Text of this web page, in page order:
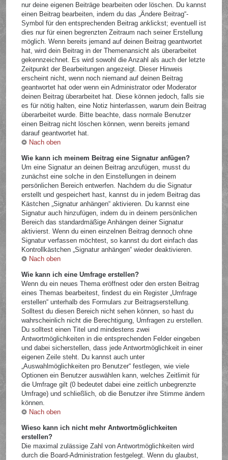
nur deine eigenen Beiträge bearbeiten oder löschen. Du kannst
einen Beitrag bearbeiten, indem du das „Ändere Beitrag“-
Symbol für den entsprechenden Beitrag anklickst; eventuell ist
dies nur für einen begrenzten Zeitraum nach seiner Erstellung
möglich. Wenn bereits jemand auf deinen Beitrag geantwortet
hat, wird dein Beitrag in der Themenansicht als überarbeitet
gekennzeichnet. Es wird sowohl die Anzahl als auch der letzte
Zeitpunkt der Bearbeitungen angezeigt. Dieser Hinweis
erscheint nicht, wenn noch niemand auf deinen Beitrag
geantwortet hat oder wenn ein Administrator oder Moderator
deinen Beitrag überarbeitet hat. Diese können jedoch, falls sie
es für nötig halten, eine Notiz hinterlassen, warum dein Beitrag
überarbeitet wurde. Bitte beachte, dass normale Benutzer
einen Beitrag nicht löschen können, wenn bereits jemand
darauf geantwortet hat.
Nach oben
Wie kann ich meinem Beitrag eine Signatur anfügen?
Um eine Signatur an deinen Beitrag anzufügen, musst du
zunächst eine solche in den Einstellungen in deinem
persönlichen Bereich entwerfen. Nachdem du die Signatur
erstellt und gespeichert hast, kannst du in jedem Beitrag das
Kästchen „Signatur anhängen“ aktivieren. Du kannst eine
Signatur auch hinzufügen, indem du in deinem persönlichen
Bereich das standardmäßige Anhängen deiner Signatur
aktivierst. Wenn du einen einzelnen Beitrag dennoch ohne
Signatur verfassen möchtest, so kannst du dort einfach das
Kontrollkästchen „Signatur anhängen“ wieder deaktivieren.
Nach oben
Wie kann ich eine Umfrage erstellen?
Wenn du ein neues Thema eröffnest oder den ersten Beitrag
eines Themas bearbeitest, findest du ein Register „Umfrage
erstellen“ unterhalb des Formulars zur Beitragserstellung.
Solltest du diesen Bereich nicht sehen können, so hast du
wahrscheinlich nicht die Berechtigung, Umfragen zu erstellen.
Du solltest einen Titel und mindestens zwei
Antwortmöglichkeiten in die entsprechenden Felder eingeben
und dabei sicherstellen, dass jede Antwortmöglichkeit in einer
eigenen Zeile steht. Du kannst auch unter
„Auswahlmöglichkeiten pro Benutzer“ festlegen, wie viele
Optionen ein Benutzer auswählen kann, welches Zeitlimit für
die Umfrage gilt (0 bedeutet dabei eine zeitlich unbegrenzte
Umfrage) und schließlich, ob die Benutzer ihre Stimme ändern
können.
Nach oben
Wieso kann ich nicht mehr Antwortmöglichkeiten
erstellen?
Die maximal zulässige Zahl von Antwortmöglichkeiten wird
durch die Board-Administration festgelegt. Wenn du glaubst,